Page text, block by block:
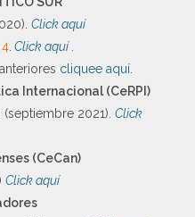
Click aquí
. Click aquí.
cliquee aquí.
Internacional (CeRPI)
2021). Click
(CeCan)
Click aquí